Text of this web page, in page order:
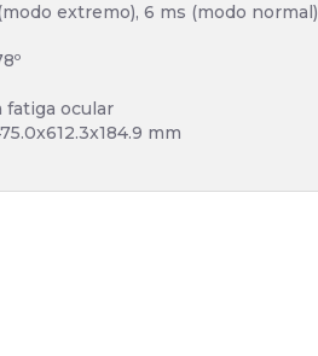
extremo), 6 ms (modo normal)
fatiga ocular
mm